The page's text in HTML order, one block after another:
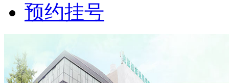
预约挂号